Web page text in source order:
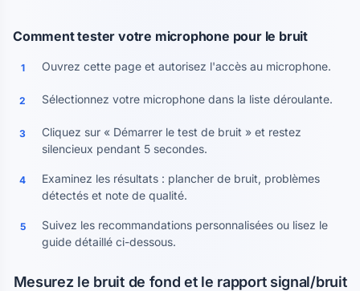
Comment tester votre microphone pour le bruit
1 Ouvrez cette page et autorisez l'accès au microphone.
2 Sélectionnez votre microphone dans la liste déroulante.
3
Cliquez sur « Démarrer le test de bruit » et restez
silencieux pendant 5 secondes.
4
Examinez les résultats : plancher de bruit, problèmes
détectés et note de qualité.
5
Suivez les recommandations personnalisées ou lisez le
guide détaillé ci-dessous.
Mesurez le bruit de fond et le rapport signal/bruit